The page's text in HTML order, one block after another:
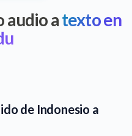
audio atexto en
de Indonesio a